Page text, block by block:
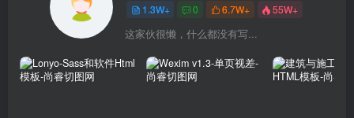
1.3W+ 0 6.7W+ 55W+
这家伙很懒，什么都没有写...